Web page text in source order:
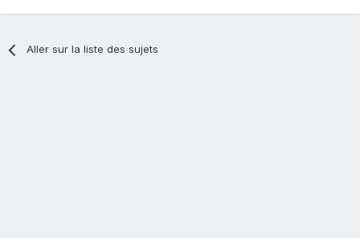
Aller sur la liste des sujets